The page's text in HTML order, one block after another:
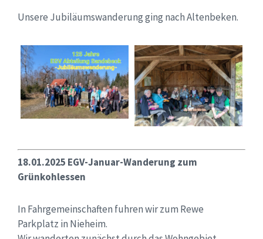
Unsere Jubiläumswanderung ging nach Altenbeken.
18.01.2025 EGV-Januar-Wanderung zum
Grünkohlessen
In Fahrgemeinschaften fuhren wir zum Rewe
Parkplatz in Nieheim.